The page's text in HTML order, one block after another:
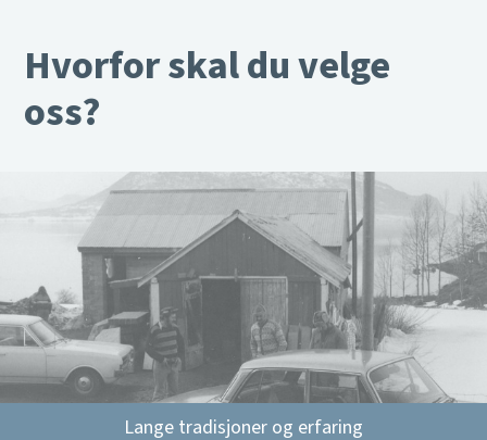
Hvorfor skal du velge
oss?
Lange tradisjoner og erfaring